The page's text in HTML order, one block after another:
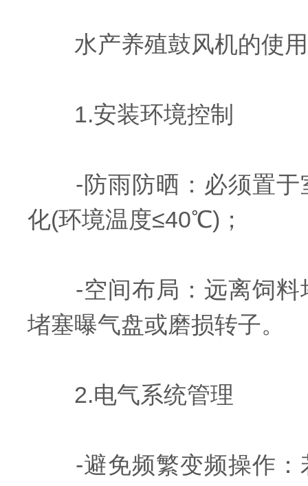
水产养殖鼓风机的使用
1.安装环境控制
-防雨防晒：必须置于
化(环境温度≤40℃)；
-空间布局：远离饲料
堵塞曝气盘或磨损转子。
2.电气系统管理
-避免频繁变频操作：